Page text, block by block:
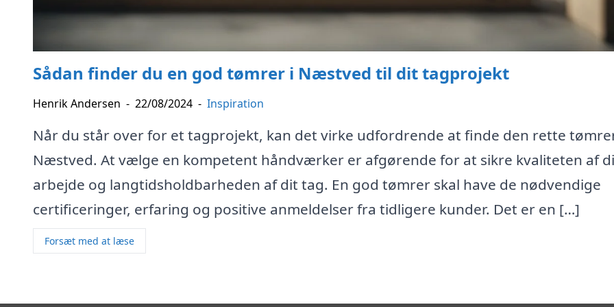
Sådan finder du en god tømrer i Næstved til dit tagprojekt
Henrik Andersen - 22/08/2024 - Inspiration
Når du står over for et tagprojekt, kan det virke udfordrende at finde den rette
Næstved. At vælge en kompetent håndværker er afgørende for at sikre kvaliteten af
arbejde og langtidsholdbarheden af dit tag. En god tømrer skal have de nødvendige
certificeringer, erfaring og positive anmeldelser fra tidligere kunder. Det er en […]
Forsæt med at læse